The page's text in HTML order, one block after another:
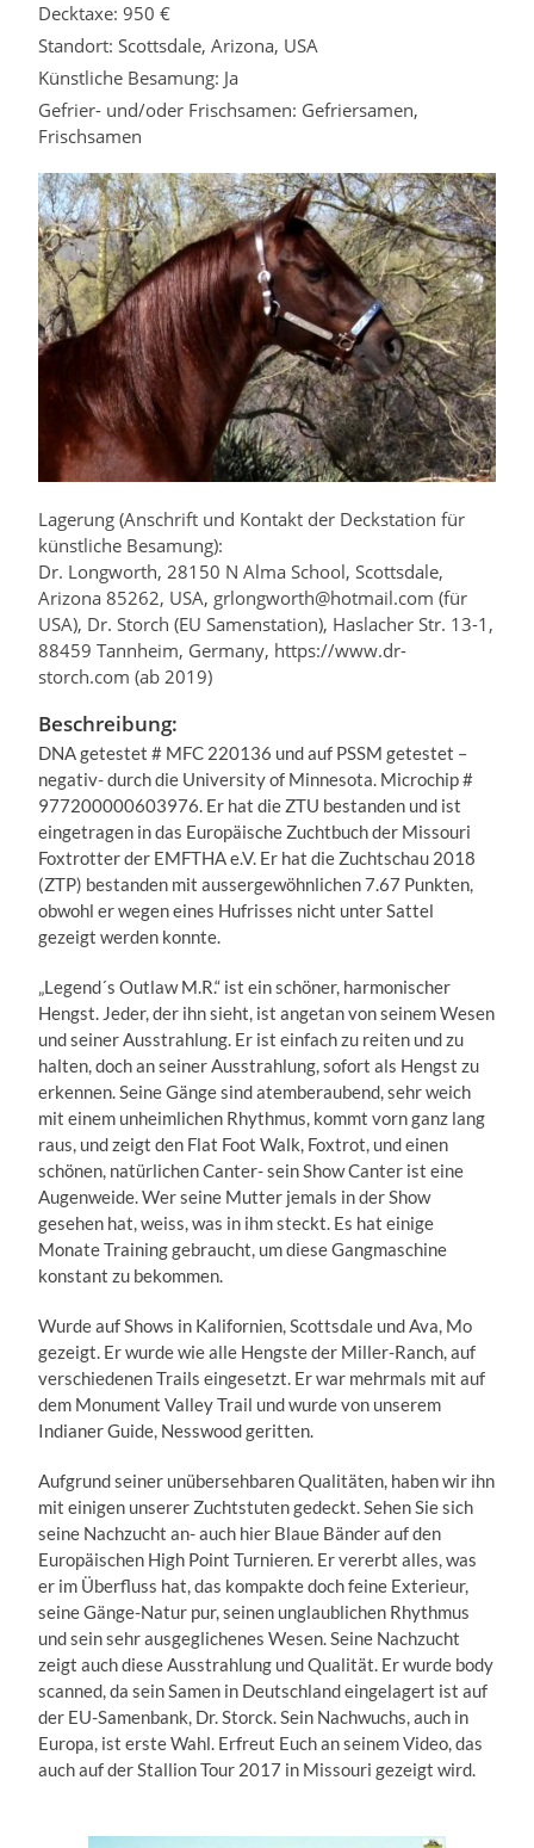
Decktaxe: 950 €
Standort: Scottsdale, Arizona, USA
Künstliche Besamung: Ja
Gefrier- und/oder Frischsamen: Gefriersamen,
Frischsamen
Lagerung (Anschrift und Kontakt der Deckstation für
künstliche Besamung):
Dr. Longworth, 28150 N Alma School, Scottsdale,
Arizona 85262, USA, grlongworth@hotmail.com (für
USA), Dr. Storch (EU Samenstation), Haslacher Str. 13-1,
88459 Tannheim, Germany, https://www.dr-
storch.com (ab 2019)
Beschreibung:
DNA getestet # MFC 220136 und auf PSSM getestet –
negativ- durch die University of Minnesota. Microchip #
977200000603976. Er hat die ZTU bestanden und ist
eingetragen in das Europäische Zuchtbuch der Missouri
Foxtrotter der EMFTHA e.V. Er hat die Zuchtschau 2018
(ZTP) bestanden mit aussergewöhnlichen 7.67 Punkten,
obwohl er wegen eines Hufrisses nicht unter Sattel
gezeigt werden konnte.
„Legend´s Outlaw M.R.“ ist ein schöner, harmonischer
Hengst. Jeder, der ihn sieht, ist angetan von seinem Wesen
und seiner Ausstrahlung. Er ist einfach zu reiten und zu
halten, doch an seiner Ausstrahlung, sofort als Hengst zu
erkennen. Seine Gänge sind atemberaubend, sehr weich
mit einem unheimlichen Rhythmus, kommt vorn ganz lang
raus, und zeigt den Flat Foot Walk, Foxtrot, und einen
schönen, natürlichen Canter- sein Show Canter ist eine
Augenweide. Wer seine Mutter jemals in der Show
gesehen hat, weiss, was in ihm steckt. Es hat einige
Monate Training gebraucht, um diese Gangmaschine
konstant zu bekommen.
Wurde auf Shows in Kalifornien, Scottsdale und Ava, Mo
gezeigt. Er wurde wie alle Hengste der Miller-Ranch, auf
verschiedenen Trails eingesetzt. Er war mehrmals mit auf
dem Monument Valley Trail und wurde von unserem
Indianer Guide, Nesswood geritten.
Aufgrund seiner unübersehbaren Qualitäten, haben wir ihn
mit einigen unserer Zuchtstuten gedeckt. Sehen Sie sich
seine Nachzucht an- auch hier Blaue Bänder auf den
Europäischen High Point Turnieren. Er vererbt alles, was
er im Überfluss hat, das kompakte doch feine Exterieur,
seine Gänge-Natur pur, seinen unglaublichen Rhythmus
und sein sehr ausgeglichenes Wesen. Seine Nachzucht
zeigt auch diese Ausstrahlung und Qualität. Er wurde body
scanned, da sein Samen in Deutschland eingelagert ist auf
der EU-Samenbank, Dr. Storck. Sein Nachwuchs, auch in
Europa, ist erste Wahl. Erfreut Euch an seinem Video, das
auch auf der Stallion Tour 2017 in Missouri gezeigt wird.